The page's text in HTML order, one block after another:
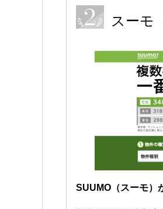
スーモ
SUUMO（スーモ）